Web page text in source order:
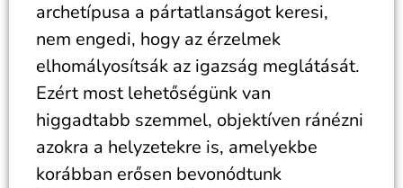
archetípusa a pártatlanságot keresi,
nem engedi, hogy az érzelmek
elhomályosítsák az igazság meglátását.
Ezért most lehetőségünk van
higgadtabb szemmel, objektíven ránézni
azokra a helyzetekre is, amelyekbe
korábban erősen bevonódtunk